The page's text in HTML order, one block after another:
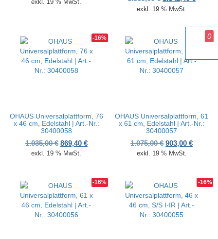
exkl. 19 % MwSt.
exkl. 19 % MwSt.
-16%
OHAUS Universalplattform, 76
x 46 cm, Edelstahl | Art.-Nr.:
30400058
1.035,00€ Ursprünglicher Preis war: 1.035,00 €
869,40 €Aktueller Preis ist: 869,40 €.
exkl. 19 % MwSt.
-16%
OHAUS Universalplattform, 61
x 61 cm, Edelstahl | Art.-Nr.:
30400057
1.075,00€ Ursprünglicher
903,00€
exkl. 19 % MwSt.
-16% -16%
0